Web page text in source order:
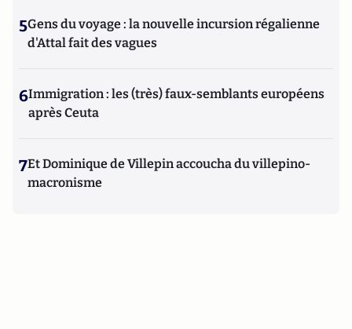
5Gens du voyage : la nouvelle incursion régalienne
d'Attal fait des vagues
6Immigration : les (très) faux-semblants européens
après Ceuta
7Et Dominique de Villepin accoucha du villepino-
macronisme